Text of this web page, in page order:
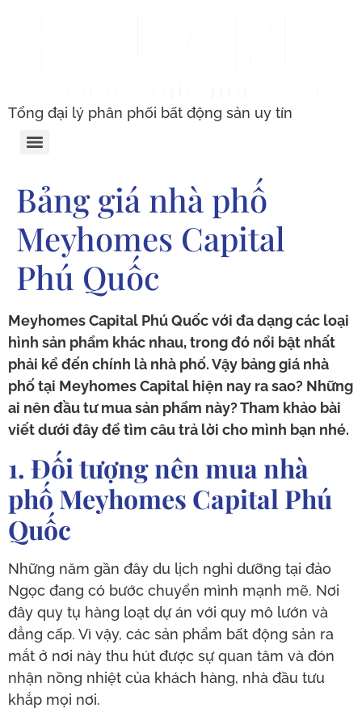
Tổng đại lý phân phối bất động sản uy tín
Bảng giá nhà phố
Meyhomes Capital
Phú Quốc
Meyhomes Capital Phú Quốc với đa dạng các loại
hình sản phẩm khác nhau, trong đó nổi bật nhất
phải kể đến chính là nhà phố. Vậy bảng giá nhà
phố tại Meyhomes Capital hiện nay ra sao? Những
ai nên đầu tư mua sản phẩm này? Tham khảo bài
viết dưới đây để tìm câu trả lời cho mình bạn nhé.
1. Đối tượng nên mua nhà
phố Meyhomes Capital Phú
Quốc
Những năm gần đây du lịch nghỉ dưỡng tại đảo
Ngọc đang có bước chuyển mình mạnh mẽ. Nơi
đây quy tụ hàng loạt dự án với quy mô lướn và
đẳng cấp. Vì vậy, các sản phẩm bất động sản ra
mắt ở nơi này thu hút được sự quan tâm và đón
nhận nồng nhiệt của khách hàng, nhà đầu tưu
khắp mọi nơi.